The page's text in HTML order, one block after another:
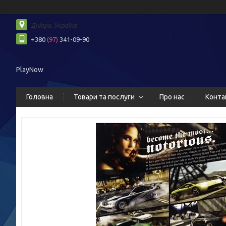
Дніпро, Україна
+380 (97) 341-09-90
PlayNow
Головна Товари та послуги Про нас